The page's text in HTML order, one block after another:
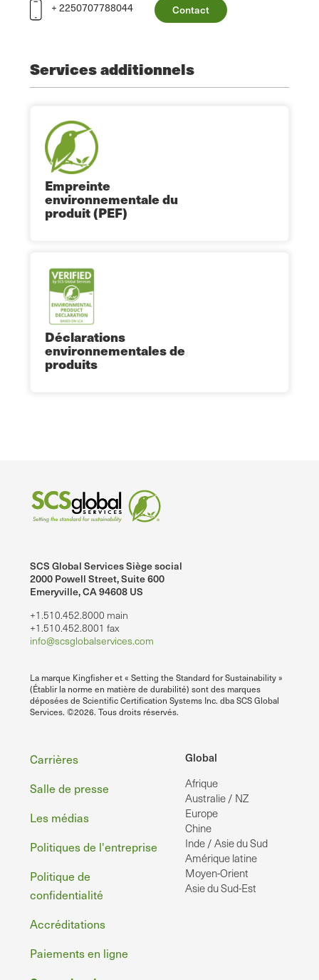
+ 2250707788044 Contact
Services additionnels
Empreinte
environnementale du
produit (PEF)
Déclarations
environnementales de
produits
SCS Global Services Siège social
2000 Powell Street, Suite 600
Emeryville, CA 94608 US
+1.510.452.8000 main
+1.510.452.8001 fax
info@scsglobalservices.com
La marque Kingfisher et « Setting the Standard for Sustainability »
(Établir la norme en matière de durabilité) sont des marques
déposées de Scientific Certification Systems Inc. dba SCS Global
Services. ©2026. Tous droits réservés.
Global
Afrique
Australie / NZ
Europe
Chine
Inde / Asie du Sud
Amérique latine
Moyen-Orient
Asie du Sud-Est
Pied
de
page
Carrières
Salle de presse
Les médias
Politiques de l'entreprise
Politique de
confidentialité
Accréditations
Paiements en ligne